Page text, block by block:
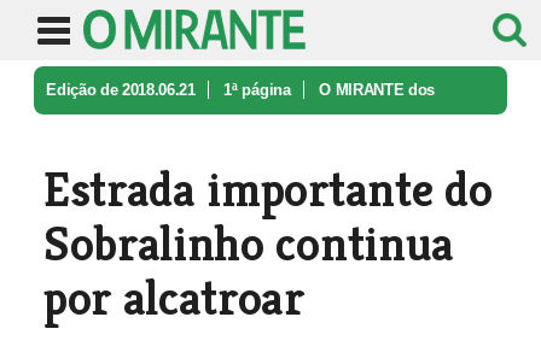
Edição de 2018.06.21 1ª página O MIRANTE dos
Estrada importante do
Sobralinho continua
por alcatroar